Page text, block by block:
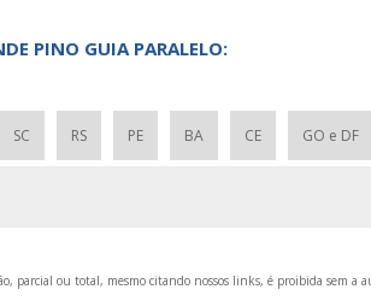
PINO GUIA PARALELO:
SC RS PE BA CE GO e DF
parcial ou total, mesmo citando nossos links, é proibida sem